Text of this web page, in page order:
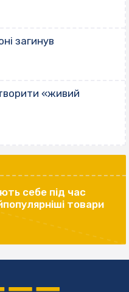
загинув
«живий
себе під час
товари